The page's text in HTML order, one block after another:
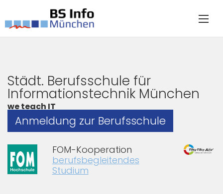
Städt. Berufsschule für
Informationstechnik München
we teach IT
Anmeldung zur Berufsschule
FOM-Kooperation
berufsbegleitendes
Studium